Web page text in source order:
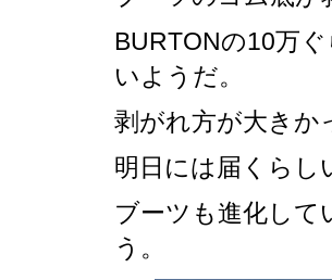
BURTONの10万
いようだ。
剥がれ方が大きか
明日には届くらし
ブーツも進化し
う。